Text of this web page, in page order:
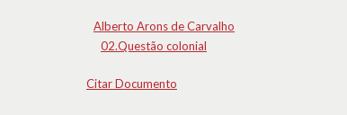
Alberto Arons de Carvalho
02.Questão colonial
Citar Documento